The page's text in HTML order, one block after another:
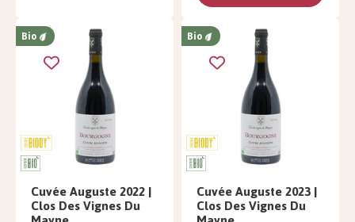
Bio
Cuvée Auguste 2022 |
Clos Des Vignes Du
Bio
Cuvée Auguste 2023 |
Clos Des Vignes Du